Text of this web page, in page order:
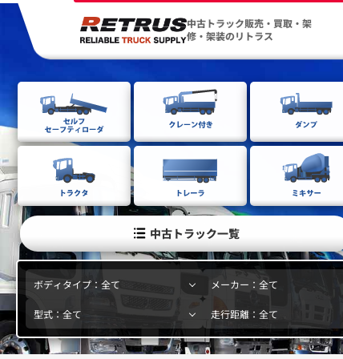
中古トラック販売・買取・架
修・架装のリトラス
中古トラック一覧